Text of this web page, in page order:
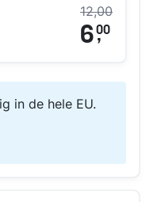
12,00
6,
00
in de hele EU.